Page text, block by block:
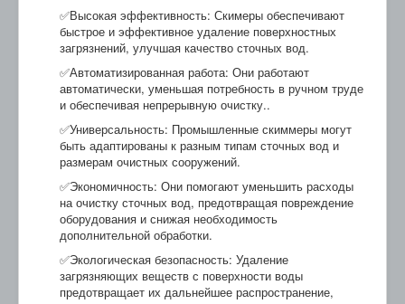
✅Высокая эффективность: Скимеры обеспечивают
быстрое и эффективное удаление поверхностных
загрязнений, улучшая качество сточных вод.
✅Автоматизированная работа: Они работают
автоматически, уменьшая потребность в ручном труде
и обеспечивая непрерывную очистку..
✅Универсальность: Промышленные скиммеры могут
быть адаптированы к разным типам сточных вод и
размерам очистных сооружений.
✅Экономичность: Они помогают уменьшить расходы
на очистку сточных вод, предотвращая повреждение
оборудования и снижая необходимость
дополнительной обработки.
✅Экологическая безопасность: Удаление
загрязняющих веществ с поверхности воды
предотвращает их дальнейшее распространение,